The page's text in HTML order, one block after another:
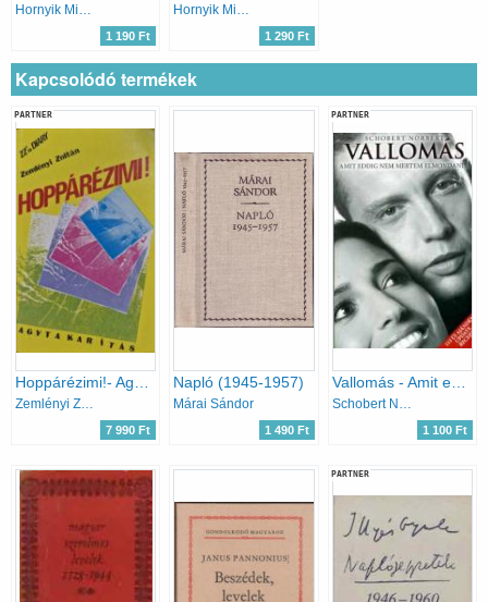
Hornyik Miklós
1 190 Ft
Hornyik Miklós
1 290 Ft
Kapcsolódó termékek
PARTNER
Zemlényi Zoltán
7 990 Ft
Napló (1945-1957)
Márai Sándor
1 490 Ft
PARTNER
Vallomás - Amit eddig nem mertem elmondani...
Schobert Norbert
1 100 Ft
PARTNER